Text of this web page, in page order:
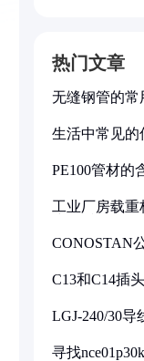
热门文章
无缝钢管的常
生活中常见的
PE100管材的
工业厂房载
CONOSTAN
C13和C14插
LGJ-240/30
寻找